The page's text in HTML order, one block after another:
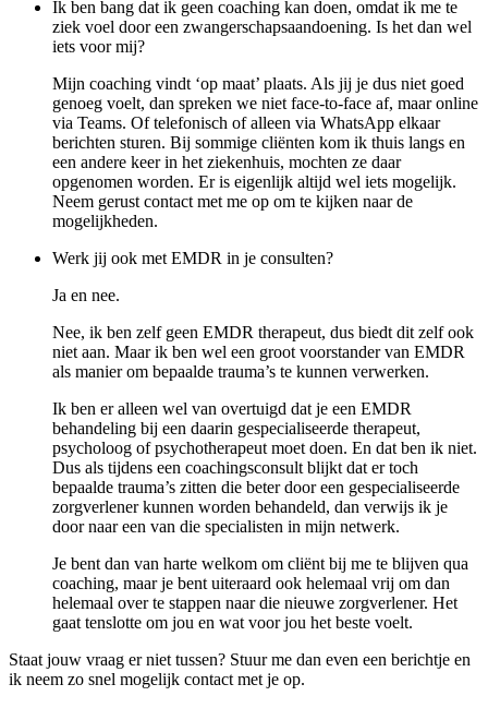
Ik ben bang dat ik geen coaching kan doen, omdat ik me te
ziek voel door een zwangerschapsaandoening. Is het dan wel
iets voor mij?
Mijn coaching vindt ‘op maat’ plaats. Als jij je dus niet goed
genoeg voelt, dan spreken we niet face-to-face af, maar online
via Teams. Of telefonisch of alleen via WhatsApp elkaar
berichten sturen. Bij sommige cliënten kom ik thuis langs en
een andere keer in het ziekenhuis, mochten ze daar
opgenomen worden. Er is eigenlijk altijd wel iets mogelijk.
Neem gerust contact met me op om te kijken naar de
mogelijkheden.
Werk jij ook met EMDR in je consulten?
Ja en nee.
Nee, ik ben zelf geen EMDR therapeut, dus biedt dit zelf ook
niet aan. Maar ik ben wel een groot voorstander van EMDR
als manier om bepaalde trauma’s te kunnen verwerken.
Ik ben er alleen wel van overtuigd dat je een EMDR
behandeling bij een daarin gespecialiseerde therapeut,
psycholoog of psychotherapeut moet doen. En dat ben ik niet.
Dus als tijdens een coachingsconsult blijkt dat er toch
bepaalde trauma’s zitten die beter door een gespecialiseerde
zorgverlener kunnen worden behandeld, dan verwijs ik je
door naar een van die specialisten in mijn netwerk.
Je bent dan van harte welkom om cliënt bij me te blijven qua
coaching, maar je bent uiteraard ook helemaal vrij om dan
helemaal over te stappen naar die nieuwe zorgverlener. Het
gaat tenslotte om jou en wat voor jou het beste voelt.
Staat jouw vraag er niet tussen? Stuur me dan even een berichtje en
ik neem zo snel mogelijk contact met je op.